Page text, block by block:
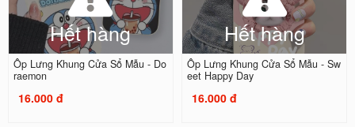
Hết hàng
Ốp Lưng Khung Cửa Sổ Mẫu - Do
raemon
16.000 đ
Hết hàng
Ốp Lưng Khung Cửa Sổ Mẫu - Sw
eet Happy Day
16.000 đ